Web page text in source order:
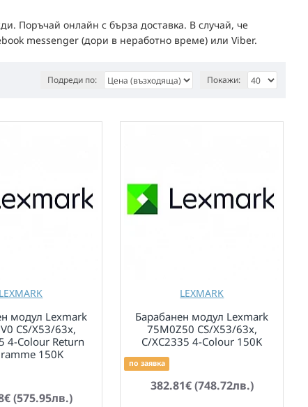
Поръчай онлайн с бърза доставка. В случай, че
messenger (дори в неработно време) или Viber.
Подреди по: Покажи:
LEXMARK
модул Lexmark
CS/X53/63x,
4-Colour Return
150K
(575.95лв.)
LEXMARK
Барабанен модул Lexmark
75M0Z50 CS/X53/63x,
C/XC2335 4-Colour 150K
по заявка
382.81€ (748.72лв.)